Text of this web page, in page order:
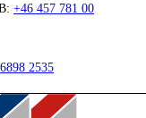
+46 457 781 00
2535